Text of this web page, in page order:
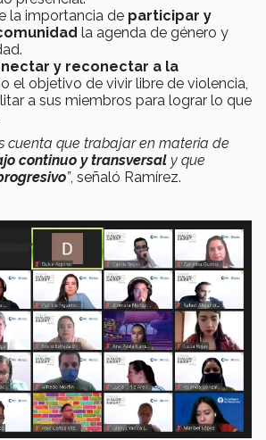
la importancia de participar y
la agenda de género y
y reconectar a la
el objetivo de vivir libre de violencia,
a sus miembros para lograr lo que
cuenta que trabajar en materia de
continuo y transversal y que
”, señaló Ramírez.